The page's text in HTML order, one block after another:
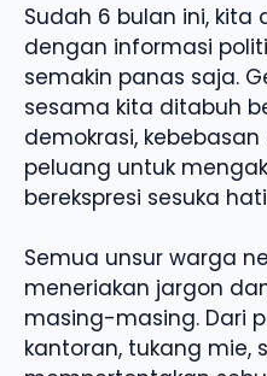
Sudah 6 bulan ini, kita
dengan informasi
semakin panas saja.
sesama kita ditabuh
demokrasi,
peluang untuk
berekspresi sesuka
Semua unsur warga
meneriakan jargon
masing-masing. Dari
kantoran, tukang mie,